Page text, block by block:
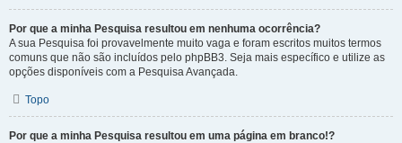
Por que a minha Pesquisa resultou em nenhuma ocorrência?
A sua Pesquisa foi provavelmente muito vaga e foram escritos muitos termos
comuns que não são incluídos pelo phpBB3. Seja mais específico e utilize as
opções disponíveis com a Pesquisa Avançada.
Topo
Por que a minha Pesquisa resultou em uma página em branco!?